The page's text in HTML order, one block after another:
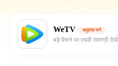
WeTV अनुशंसा करें
बड़े पैमाने पर एचडी सामग्री देखें